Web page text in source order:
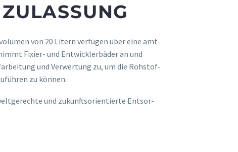
von 20 Litern verfügen über eine amt­
Fixier- und Ent­wick­lerbäder an und
und Ver­wer­tung zu, um die Roh­stof­
zu können.
und zukunft­sorien­tierte Ent­sor­